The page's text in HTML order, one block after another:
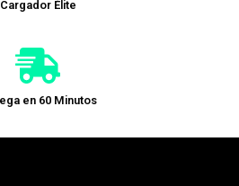
Cargador Élite
en 60 Minutos